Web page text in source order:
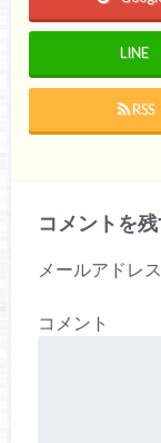
LINE
RSS
コメントを
メールアドレ
コメント